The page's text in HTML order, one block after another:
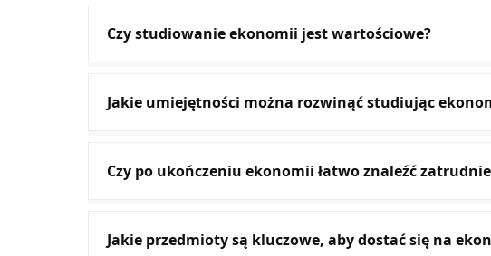
Czy studiowanie ekonomii jest wartościowe?
Jakie umiejętności można rozwinąć studiując
Czy po ukończeniu ekonomii łatwo znaleźć
Jakie przedmioty są kluczowe, aby dostać się na